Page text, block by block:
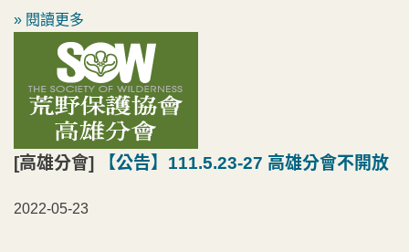
» 閱讀更多
[高雄分會] 【公告】111.5.23-27 高雄分會不開放
2022-05-23